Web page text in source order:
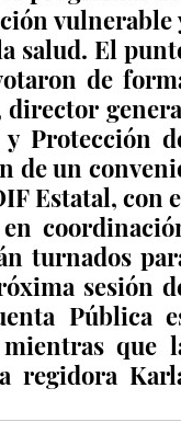
vulnerable
salud. El
de
director
Protección
de un
Estatal, con
turnados
sesión
Pública
que
regidora